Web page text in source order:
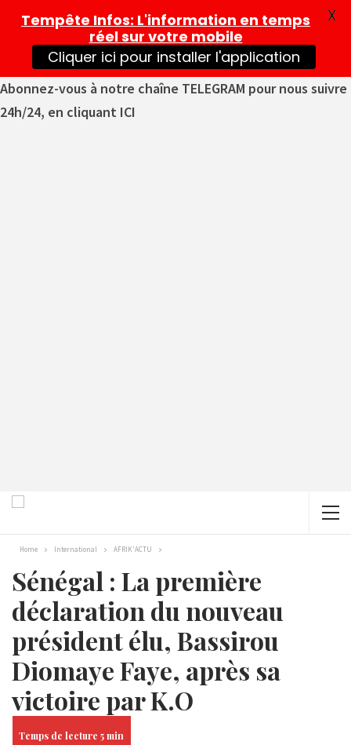
Abonnez-vous à notre chaîne TELEGRAM pour nous suivre
24h/24, en cliquant ICI
Home International AFRIK'ACTU
Sénégal : La première
déclaration du nouveau
président élu, Bassirou
Diomaye Faye, après sa
victoire par K.O
Tempête Infos: L'information en temps
réel sur votre mobile
Cliquer ici pour installer l'application
X